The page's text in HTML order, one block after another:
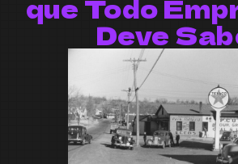
que Todo
Deve